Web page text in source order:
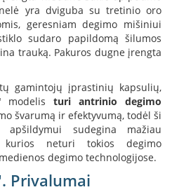
yra dviguba su tretinio oro
geresniam degimo mišiniui
sudaro papildomą šilumos
trauką. Pakuros dugne įrengta
gamintojų įprastinių kapsulių,
modelisturi antrinio degimo
švarumą ir efektyvumą, todėl ši
sudegina mažiau
kurios neturi tokios degimo
degimo technologijose.
Privalumai